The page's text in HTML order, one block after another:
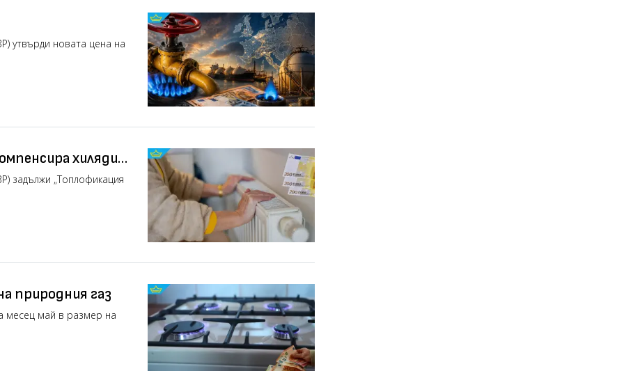
утвърди новата цена на
хиляди
задължи „Топлофикация
природния газ
месец май в размер на